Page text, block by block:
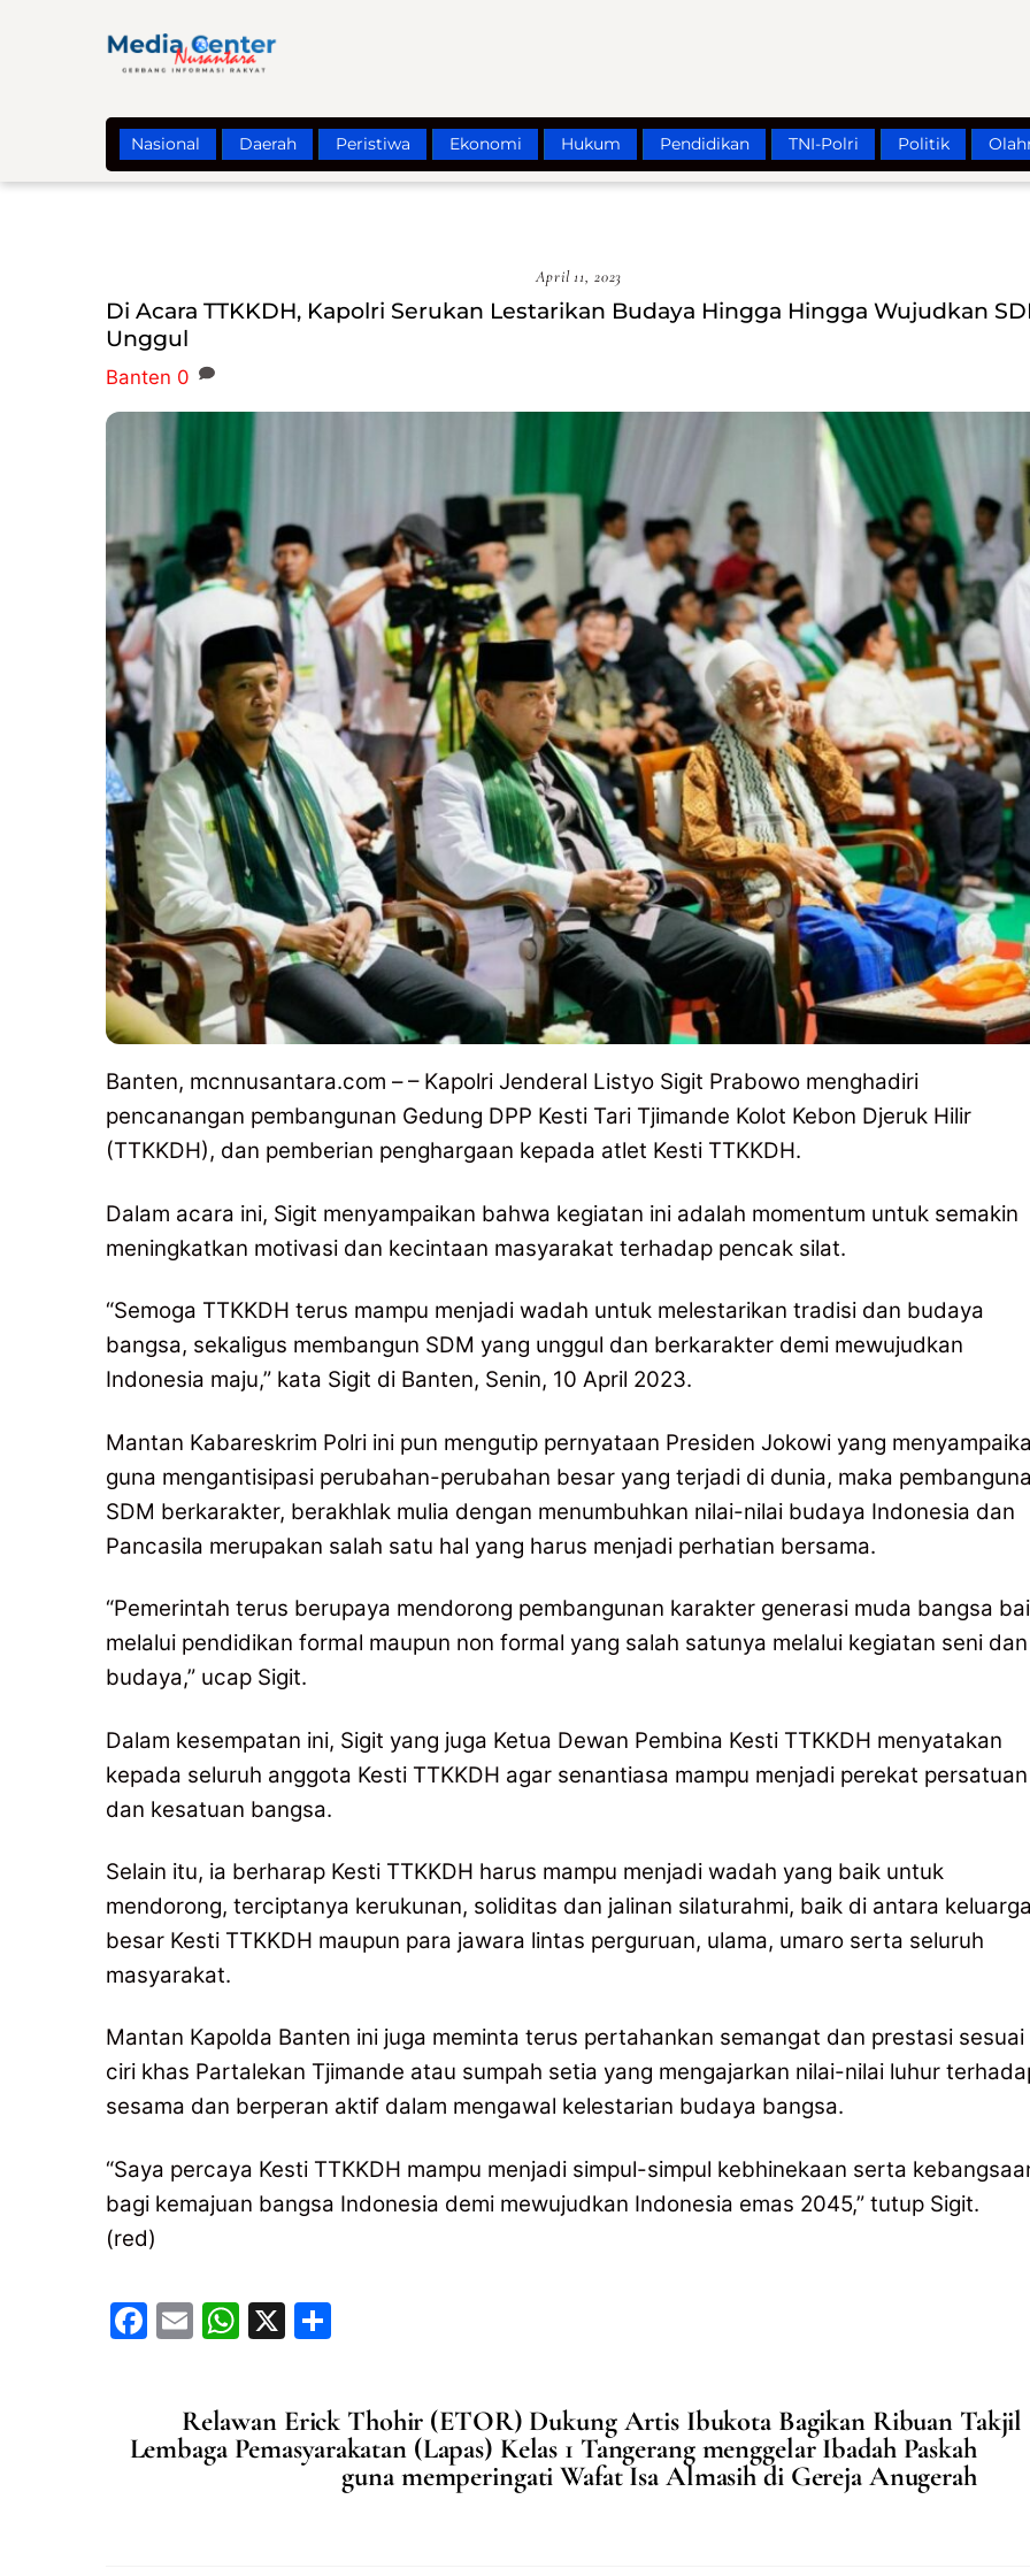
Nasional Daerah Peristiwa Ekonomi Hukum Pendidikan TNI-Polri Politik
April 11, 2023
Di Acara TTKKDH, Kapolri Serukan Lestarikan Budaya Hingga Hingga Wujudkan
Unggul
Banten 0
Banten, mcnnusantara.com – – Kapolri Jenderal Listyo Sigit Prabowo menghadiri
pencanangan pembangunan Gedung DPP Kesti Tari Tjimande Kolot Kebon Djeruk Hilir
(TTKKDH), dan pemberian penghargaan kepada atlet Kesti TTKKDH.
Dalam acara ini, Sigit menyampaikan bahwa kegiatan ini adalah momentum untuk semakin
meningkatkan motivasi dan kecintaan masyarakat terhadap pencak silat.
“Semoga TTKKDH terus mampu menjadi wadah untuk melestarikan tradisi dan budaya
bangsa, sekaligus membangun SDM yang unggul dan berkarakter demi mewujudkan
Indonesia maju,” kata Sigit di Banten, Senin, 10 April 2023.
Mantan Kabareskrim Polri ini pun mengutip pernyataan Presiden Jokowi yang
guna mengantisipasi perubahan-perubahan besar yang terjadi di dunia, maka
SDM berkarakter, berakhlak mulia dengan menumbuhkan nilai-nilai budaya Indonesia dan
Pancasila merupakan salah satu hal yang harus menjadi perhatian bersama.
“Pemerintah terus berupaya mendorong pembangunan karakter generasi muda bangsa
melalui pendidikan formal maupun non formal yang salah satunya melalui kegiatan seni dan
budaya,” ucap Sigit.
Dalam kesempatan ini, Sigit yang juga Ketua Dewan Pembina Kesti TTKKDH menyatakan
kepada seluruh anggota Kesti TTKKDH agar senantiasa mampu menjadi perekat persatuan
dan kesatuan bangsa.
Selain itu, ia berharap Kesti TTKKDH harus mampu menjadi wadah yang baik untuk
mendorong, terciptanya kerukunan, soliditas dan jalinan silaturahmi, baik di antara
besar Kesti TTKKDH maupun para jawara lintas perguruan, ulama, umaro serta seluruh
masyarakat.
Mantan Kapolda Banten ini juga meminta terus pertahankan semangat dan prestasi sesuai
ciri khas Partalekan Tjimande atau sumpah setia yang mengajarkan nilai-nilai luhur
sesama dan berperan aktif dalam mengawal kelestarian budaya bangsa.
“Saya percaya Kesti TTKKDH mampu menjadi simpul-simpul kebhinekaan serta
bagi kemajuan bangsa Indonesia demi mewujudkan Indonesia emas 2045,” tutup Sigit.
(red)
F
b
E
l
W
s
A
X
e
Relawan Erick Thohir (ETOR) Dukung Artis Ibukota Bagikan Ribuan Takjil
Lembaga Pemasyarakatan (Lapas) Kelas 1 Tangerang menggelar Ibadah Paskah
guna memperingati Wafat Isa Almasih di Gereja Anugerah